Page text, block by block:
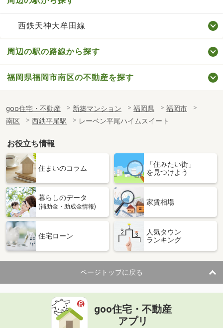
西鉄天神大牟田線
周辺の駅の路線から探す
福岡県福岡市南区の不動産を探す
goo住宅・不動産 新築マンション 福岡県
福岡市
南区
西鉄平尾駅 レーベン平尾ハイムスイート
お役立ち情報
住まいのコラム
「住みたい街」
を見つけよう
暮らしのデータ
(補助金・助成金情報)
家賃相場
住宅ローン
人気タウン
ランキング
ページトップに戻る
goo住宅・不動産
アプリ